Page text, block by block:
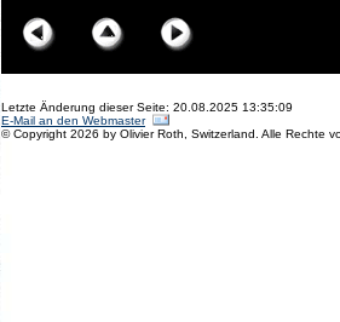
Letzte Änderung dieser Seite: 20.08.2025 13:35:09
E-Mail an den Webmaster
© Copyright 2026 by Olivier Roth, Switzerland. Alle Rechte